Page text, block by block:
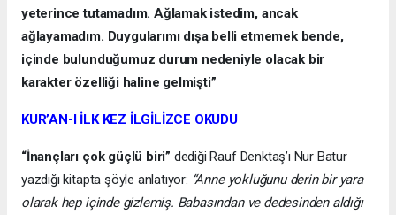
yeterince tutamadım. Ağlamak istedim, ancak
ağlayamadım. Duygularımı dışa belli etmemek bende,
içinde bulunduğumuz durum nedeniyle olacak bir
karakter özelliği haline gelmişti”
KUR’AN-I İLK KEZ İLGİLİZCE OKUDU
“İnançları çok güçlü biri” dediği Rauf Denktaş’ı Nur Batur
yazdığı kitapta şöyle anlatıyor: “Anne yokluğunu derin bir yara
olarak hep içinde gizlemiş. Babasından ve dedesinden aldığı